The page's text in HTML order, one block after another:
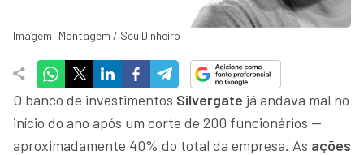
Imagem: Montagem / Seu Dinheiro
O banco de investimentos Silvergate já andava mal no
início do ano após um corte de 200 funcionários —
aproximadamente 40% do total da empresa. As ações